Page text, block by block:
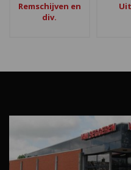
Remschijven en
div.